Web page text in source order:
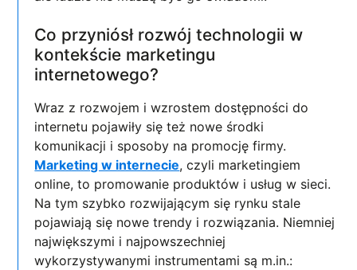
Co przyniósł rozwój technologii w
kontekście marketingu
internetowego?
Wraz z rozwojem i wzrostem dostępności do
internetu pojawiły się też nowe środki
komunikacji i sposoby na promocję firmy.
Marketing w internecie, czyli marketingiem
online, to promowanie produktów i usług w sieci.
Na tym szybko rozwijającym się rynku stale
pojawiają się nowe trendy i rozwiązania. Niemniej
największymi i najpowszechniej
wykorzystywanymi instrumentami są m.in.: